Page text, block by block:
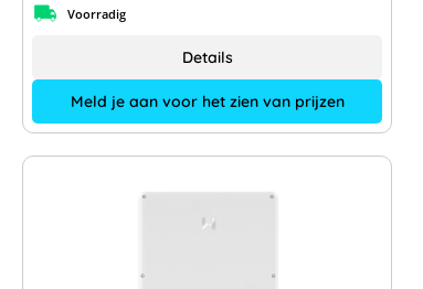
Voorradig
Meld je aan voor het zien van prijzen
Details